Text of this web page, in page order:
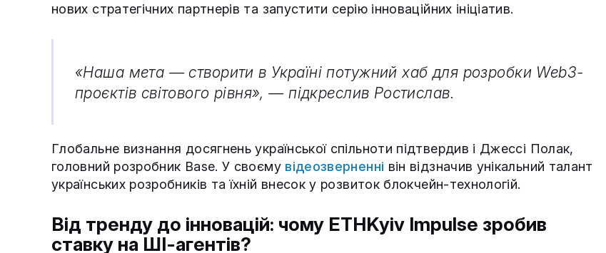
нових стратегічних партнерів та запустити серію інноваційних ініціатив.
«Наша мета — створити в Україні потужний хаб для розробки Web3-
проєктів світового рівня», — підкреслив Ростислав.
Глобальне визнання досягнень української спільноти підтвердив і Джессі Полак,
головний розробник Base. У своєму відеозверненні він відзначив унікальний талант
українських розробників та їхній внесок у розвиток блокчейн-технологій.
Від тренду до інновацій: чому ETHKyiv Impulse зробив
ставку на ШІ-агентів?